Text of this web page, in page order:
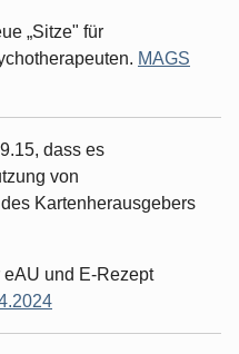
„Sitze" für
MAGS
dass es
von
Kartenherausgebers
eAU und E-Rezept